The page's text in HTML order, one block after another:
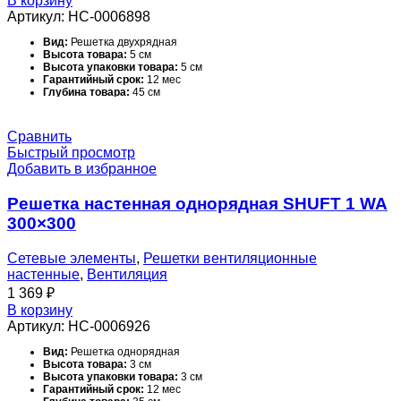
Цвет корпуса: Белый - RAL 9016
Ширина товара:25 см
Артикул: НС-0006898
Вид: Решетка двухрядная
Высота товара: 5 см
Высота упаковки товара: 5 см
Гарантийный срок: 12 мес
Глубина товара: 45 см
Материал корпуса:
Набор крепежных элементов в комплекте:
Назначение и соответствие:
системах вентиляции, кондиционирования и воздушного
Область применения:Полупромышленное оборудование
Поверхность:
Серия:
Срок службы:10 лет
Температурный диапазон эксплуатации:-40…+60 С °С
Тип вентиляционной решетки:
Тип конструкции вентилятора:
Типоразмер:
Цвет корпуса: Белый - RAL 9016
Ширина товара:35 см
Сравнить
Быстрый просмотр
Добавить в избранное
Решетка настенная однорядная SHUFT 1 WA
300×300
Сетевые элементы, Решетки вентиляционные
настенные, Вентиляция
1 369 ₽
В корзину
Артикул: НС-0006926
Вид: Решетка однорядная
Высота товара: 3 см
Высота упаковки товара: 3 см
Гарантийный срок: 12 мес